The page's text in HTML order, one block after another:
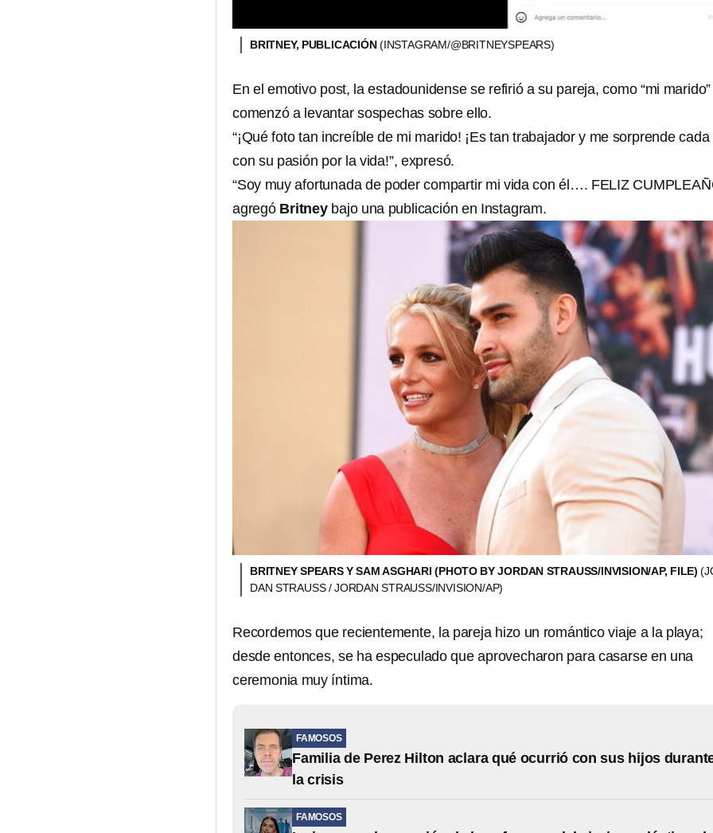
BRITNEY, PUBLICACIÓN(INSTAGRAM/@BRITNEYSPEARS)
En el emotivo post, la estadounidense se refirió a su pareja, como “mi
comenzó a levantar sospechas sobre ello.
“¡Qué foto tan increíble de mi marido! ¡Es tan trabajador y me sorprende
con su pasión por la vida!”, expresó.
“Soy muy afortunada de poder compartir mi vida con él…. FELIZ
agregó Britneybajo una publicación en Instagram.
BRITNEY SPEARS Y SAM ASGHARI (PHOTO BY JORDAN STRAUSS/INVISION/AP, FILE)
DAN STRAUSS / JORDAN STRAUSS/INVISION/AP)
Recordemos que recientemente, la pareja hizo un romántico viaje a la playa;
desde entonces, se ha especulado que aprovecharon para casarse en una
ceremonia muy íntima.
FAMOSOS
Familia de Perez Hilton aclara qué ocurrió con sus hijos
la crisis
FAMOSOS